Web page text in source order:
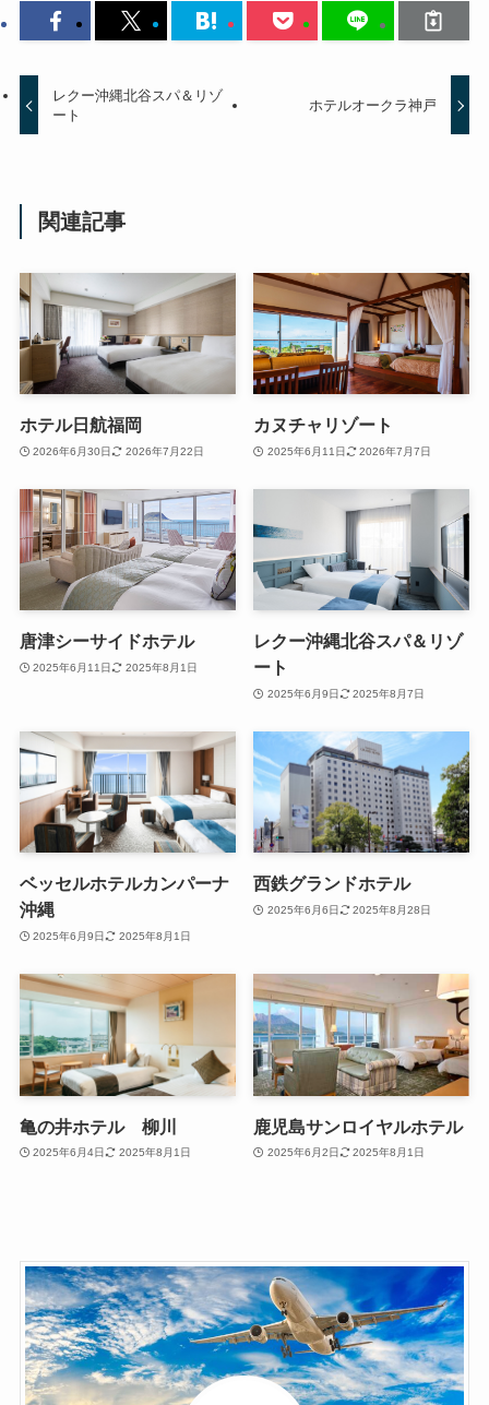
レクー沖縄北谷スパ＆リゾ
ート
ホテルオークラ神戸
関連記事
ホテル日航福岡
2026年6月30日 2026年7月22日
カヌチャリゾート
2025年6月11日 2026年7月7日
唐津シーサイドホテル
2025年6月11日 2025年8月1日
レクー沖縄北谷スパ＆リゾ
ート
2025年6月9日 2025年8月7日
ベッセルホテルカンパーナ
沖縄
2025年6月9日 2025年8月1日
西鉄グランドホテル
2025年6月6日 2025年8月28日
亀の井ホテル 柳川
2025年6月4日 2025年8月1日
鹿児島サンロイヤルホテル
2025年6月2日 2025年8月1日